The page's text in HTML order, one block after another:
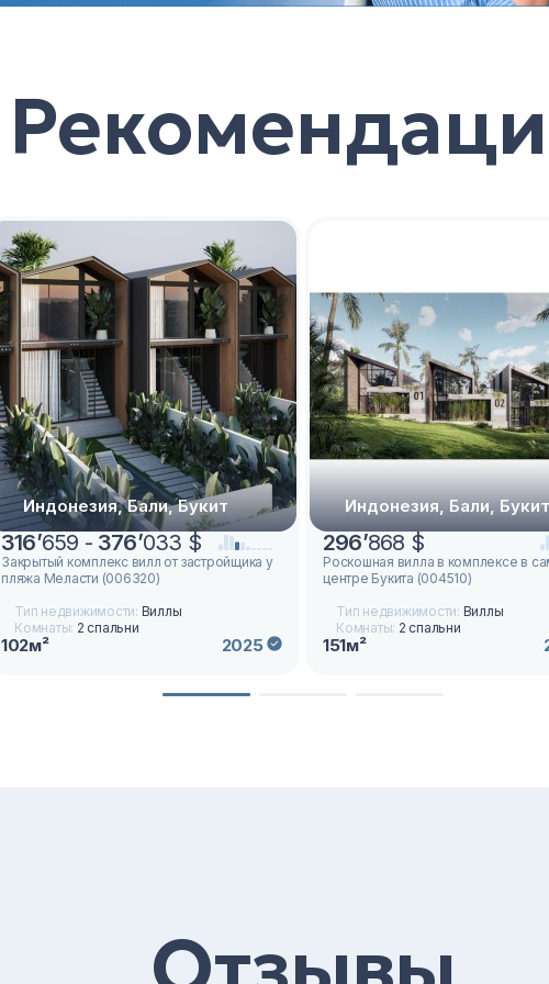
Индонезия, Бали, Букит
316’659 - 376’033 $
Закрытый комплекс вилл от застройщика у
пляжа Меласти (006320)
Тип недвижимости: Виллы
Комнаты: 2 спальни
102м² 2025
Индонезия, Бали, Букит
296’868 $
Роскошная вилла в комплексе в
центре Букита (004510)
Тип недвижимости: Виллы
Комнаты: 2 спальни
151м²